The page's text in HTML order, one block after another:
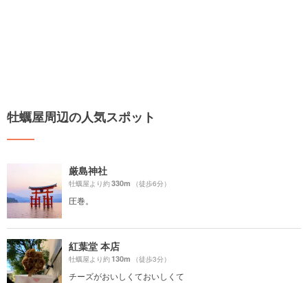
牡蠣屋周辺の人気スポット
厳島神社
牡蠣屋より約330m （徒歩6分）
圧巻。
紅葉堂 本店
牡蠣屋より約130m （徒歩3分）
チーズがおいしくておいしくて